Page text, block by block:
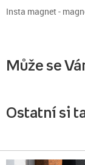
Insta magnet -
Může se
Ostatní si